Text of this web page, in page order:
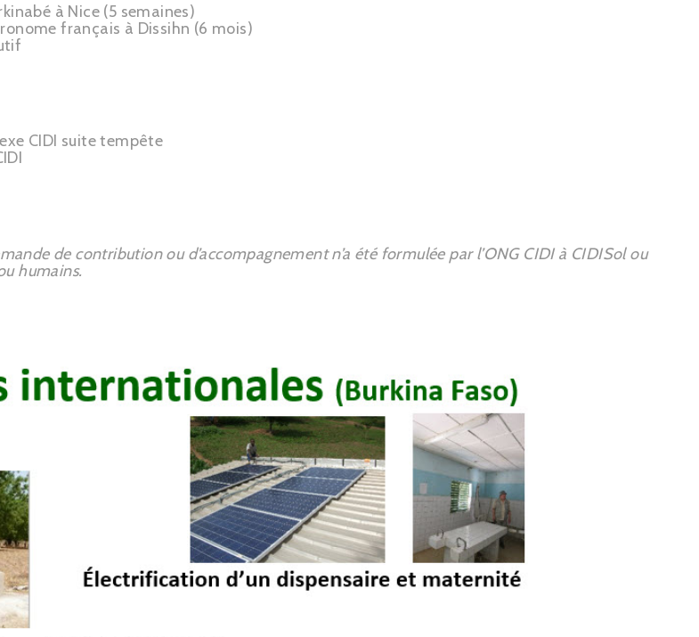
à Nice (5 semaines)
français à Dissihn (6 mois)
CIDI suite tempête
de contribution ou d’accompagnement n’a été formulée par l’ONG CIDI à CIDISol ou
humains.